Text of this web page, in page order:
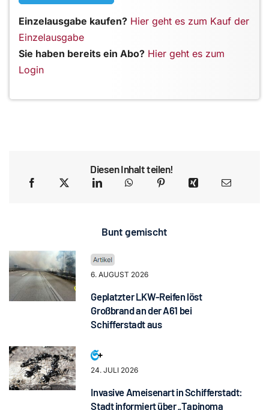
Einzelausgabe kaufen? Hier geht es zum Kauf der
Einzelausgabe
Sie haben bereits ein Abo? Hier geht es zum
Login
Diesen Inhalt teilen!
Bunt gemischt
6. AUGUST 2026
Geplatzter LKW-Reifen löst
Großbrand an der A61 bei
Schifferstadt aus
24. JULI 2026
Invasive Ameisenart in Schifferstadt:
Stadt informiert über „Tapinoma